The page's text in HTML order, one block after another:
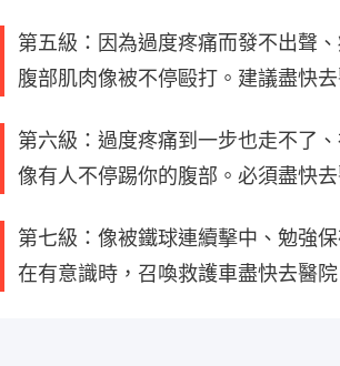
第五級：因為過度疼痛而發不出聲
腹部肌肉像被不停毆打。建議盡快去
第六級：過度疼痛到一步也走不了
像有人不停踢你的腹部。必須盡快去
第七級：像被鐵球連續擊中、勉強
在有意識時，召喚救護車盡快去醫院